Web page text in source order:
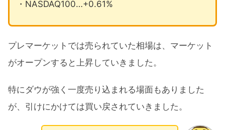
・NASDAQ100…+0.61%
プレマーケットでは売られていた相場は、マーケット
がオープンすると上昇していきました。
特にダウが強く一度売り込まれる場面もありました
が、引けにかけては買い戻されていきました。